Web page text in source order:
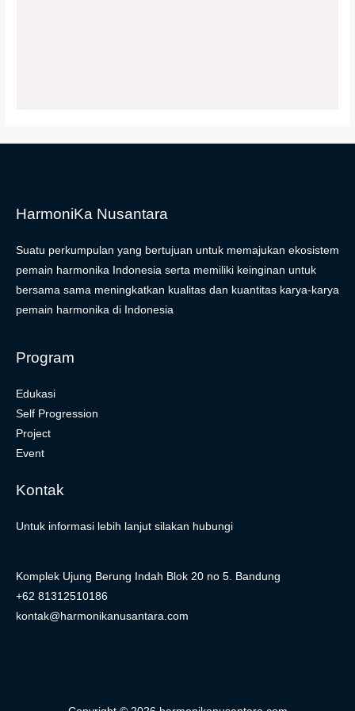
HarmoniKa Nusantara
Suatu perkumpulan yang bertujuan untuk memajukan ekosistem
pemain harmonika Indonesia serta memiliki keinginan untuk
bersama sama meningkatkan kualitas dan kuantitas karya-karya
pemain harmonika di Indonesia
Program
Edukasi
Self Progression
Project
Event
Kontak
Untuk informasi lebih lanjut silakan hubungi
Komplek Ujung Berung Indah Blok 20 no 5. Bandung
+62 81312510186
kontak@harmonikanusantara.com